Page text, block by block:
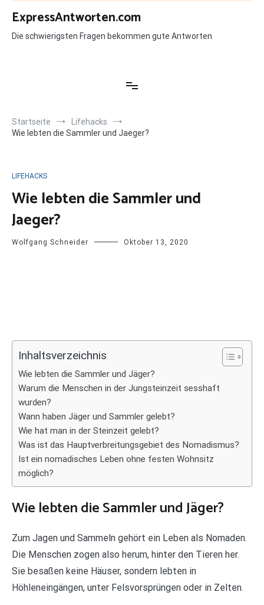
Zum
Inhalt
springen
ExpressAntworten.com
Die schwierigsten Fragen bekommen gute Antworten
Startseite
Lifehacks
Wie lebten die Sammler und Jaeger?
LIFEHACKS
Wie lebten die Sammler und
Jaeger?
Wolfgang Schneider Oktober 13, 2020
Inhaltsverzeichnis
Wie lebten die Sammler und Jäger?
Warum die Menschen in der Jungsteinzeit sesshaft
wurden?
Wann haben Jäger und Sammler gelebt?
Wie hat man in der Steinzeit gelebt?
Was ist das Hauptverbreitungsgebiet des Nomadismus?
Ist ein nomadisches Leben ohne festen Wohnsitz
möglich?
Wie lebten die Sammler und Jäger?
Zum Jagen und Sammeln gehört ein Leben als Nomaden.
Die Menschen zogen also herum, hinter den Tieren her.
Sie besaßen keine Häuser, sondern lebten in
Höhleneingängen, unter Felsvorsprüngen oder in Zelten.